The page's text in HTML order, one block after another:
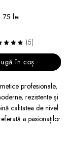
75 lei
(5)
în coș
profesionale,
rezistente și
calitatea de nivel
a pasionaților